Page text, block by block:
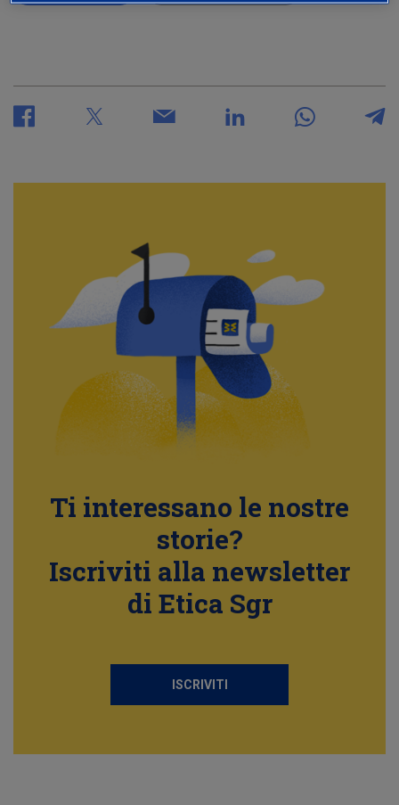
Ti interessano le nostre
storie?
Iscriviti alla newsletter
di Etica Sgr
ISCRIVITI